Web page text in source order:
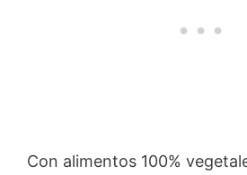
Con alimentos 100%